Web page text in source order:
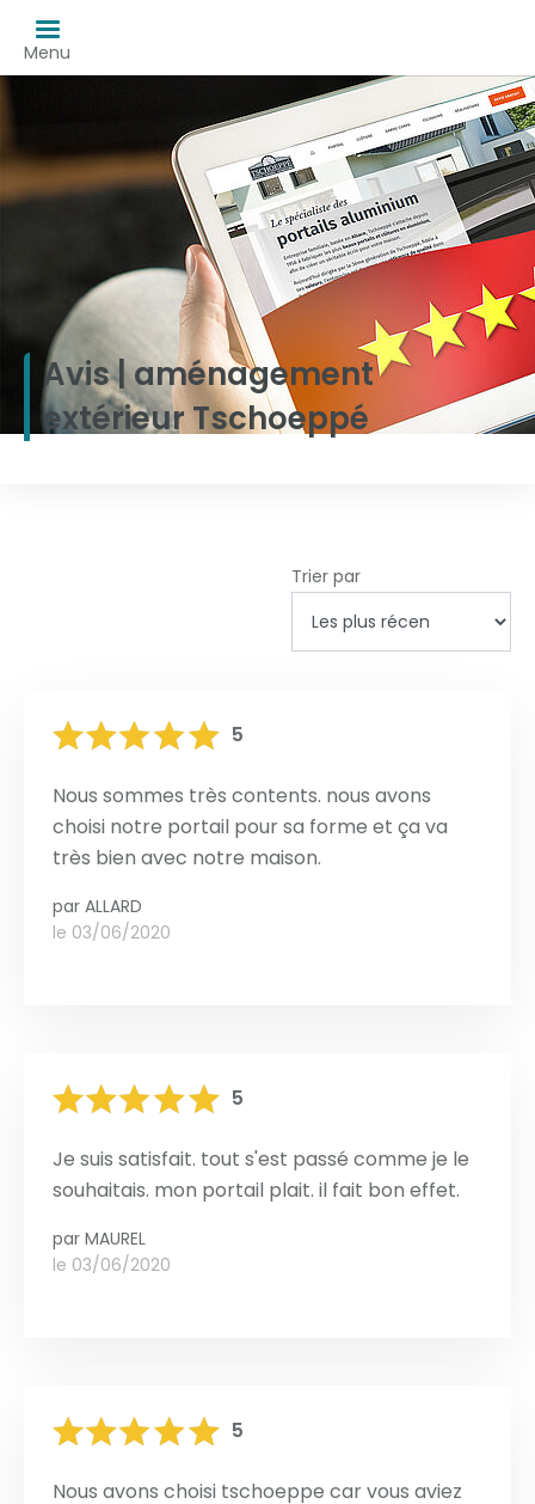
Menu
Avis | aménagement
extérieur Tschoeppé
Trier par
5
Nous sommes très contents. nous avons
choisi notre portail pour sa forme et ça va
très bien avec notre maison.
par ALLARD
le 03/06/2020
5
Je suis satisfait. tout s'est passé comme je le
souhaitais. mon portail plait. il fait bon effet.
par MAUREL
le 03/06/2020
5
Nous avons choisi tschoeppe car vous aviez